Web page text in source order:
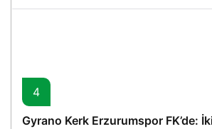
4
Gyrano Kerk Erzurumspor FK’de: